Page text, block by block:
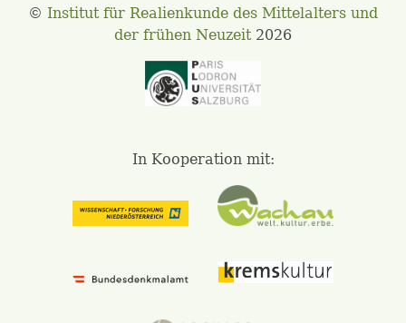
© Institut für Realienkunde des Mittelalters und
der frühen Neuzeit2026
In Kooperation mit: